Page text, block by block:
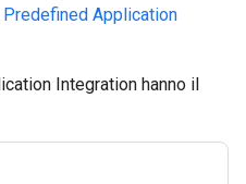
Predefined Application
Integration hanno il